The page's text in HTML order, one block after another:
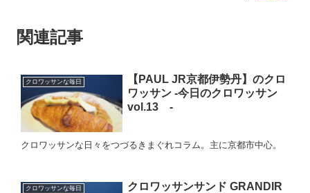
関連記事
クロワッサンな毎日
【PAUL JR京都伊勢丹】のクロ
ワッサン -今日のクロワッサン
vol.13 -
クロワッサンな日々をつづるきまぐれコラム。主に京都市中心。
クロワッサンな毎日
クロワッサンサンド GRANDIR